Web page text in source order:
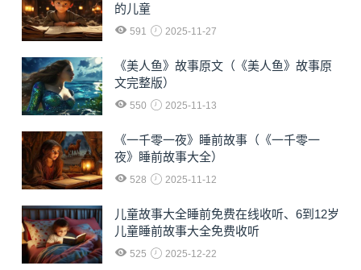
的儿童
591 2025-11-27
《美人鱼》故事原文（《美人鱼》故事原
文完整版）
550 2025-11-13
《一千零一夜》睡前故事（《一千零一
夜》睡前故事大全）
528 2025-11-12
儿童故事大全睡前免费在线收听、6到12岁
儿童睡前故事大全免费收听
525 2025-12-22